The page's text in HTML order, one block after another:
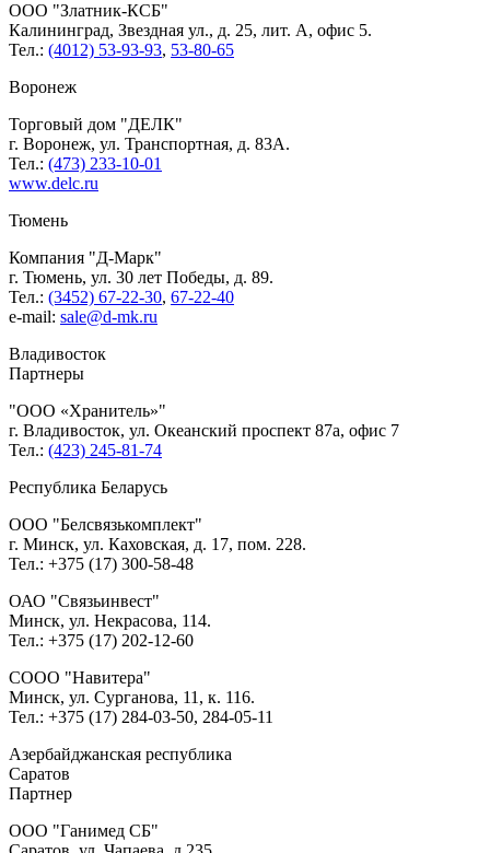
ООО
Златник-КСБ
Калининград, Звездная ул., д. 25, лит. А, офис 5.
Тел.: (4012) 53-93-93, 53-80-65
Воронеж
Торговый дом
ДЕЛК
г. Воронеж, ул. Транспортная, д. 83А.
Тел.: (473) 233-10-01
www.delc.ru
Тюмень
Компания
Д-Марк
г. Тюмень, ул. 30 лет Победы, д. 89.
Тел.: (3452) 67-22-30, 67-22-40
e-mail: sale@d-mk.ru
Владивосток
Партнеры
ООО «Хранитель»
г. Владивосток, ул. Океанский проспект 87а, офис 7
Тел.: (423) 245-81-74
Республика Беларусь
ООО
Белсвязькомплект
г. Минск, ул. Каховская, д. 17, пом. 228.
Тел.: +375 (17) 300-58-48
ОАО
Связьинвест
Минск, ул. Некрасова, 114.
Тел.: +375 (17) 202-12-60
СООО
Навитера
Минск, ул. Сурганова, 11, к. 116.
Тел.: +375 (17) 284-03-50, 284-05-11
Азербайджанская республика
Саратов
Партнер
ООО
Ганимед СБ